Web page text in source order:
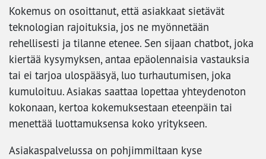
Kokemus on osoittanut, että asiakkaat sietävät
teknologian rajoituksia, jos ne myönnetään
rehellisesti ja tilanne etenee. Sen sijaan chatbot, joka
kiertää kysymyksen, antaa epäolennaisia vastauksia
tai ei tarjoa ulospääsyä, luo turhautumisen, joka
kumuloituu. Asiakas saattaa lopettaa yhteydenoton
kokonaan, kertoa kokemuksestaan eteenpäin tai
menettää luottamuksensa koko yritykseen.
Asiakaspalvelussa on pohjimmiltaan kyse